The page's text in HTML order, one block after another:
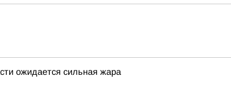
ожидается сильная жара